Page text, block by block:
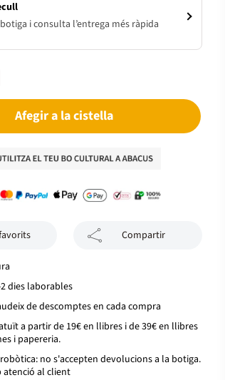
i consulta l’entrega més ràpida
Afegir a la cistella
Compartir
dies laborables
de descomptes en cada compra
a partir de 19€ en llibres i de 39€ en llibres
i papereria.
no s'accepten devolucions a la botiga.
atenció al client